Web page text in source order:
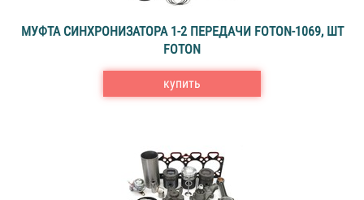
МУФТА СИНХРОНИЗАТОРА 1-2 ПЕРЕДАЧИ FOTON-1069, ШТ
FOTON
купить